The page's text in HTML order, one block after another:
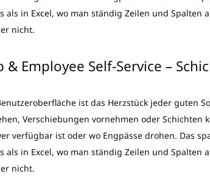
als in Excel, wo man ständig Zeilen und
nicht.
& Employee Self-Service –
ist das Herzstück jeder guten
Verschiebungen vornehmen oder
verfügbar ist oder wo Engpässe drohen. Das
als in Excel, wo man ständig Zeilen und
nicht.